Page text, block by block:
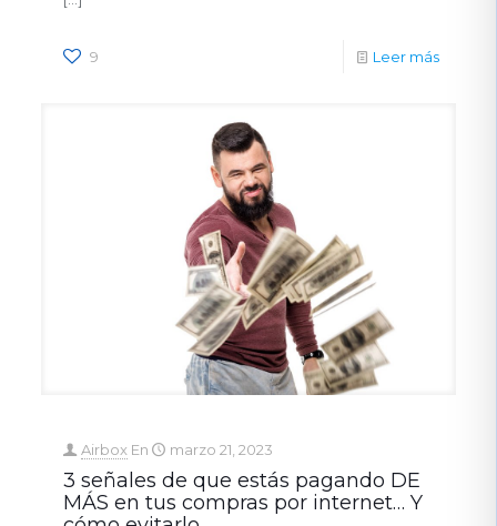
9 Leer más
Airbox En marzo 21, 2023
3 señales de que estás pagando DE
MÁS en tus compras por internet… Y